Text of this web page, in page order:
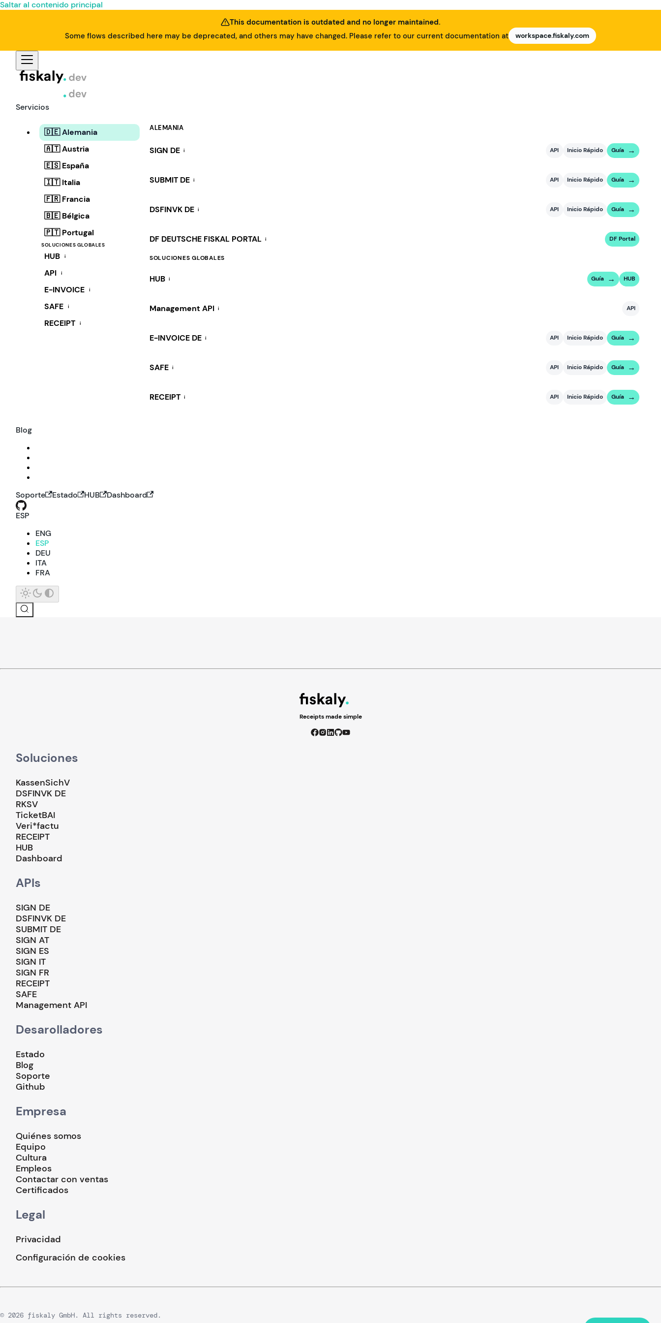
Saltar al contenido principal
This documentation is outdated and no longer maintained.
Some flows described here may be deprecated, and others may have changed. Please refer to our current documentation at
workspace.fiskaly.com
Servicios
🇩🇪 Alemania
🇦🇹 Austria
🇪🇸 España
🇮🇹 Italia
🇫🇷 Francia
🇧🇪 Bélgica
🇵🇹 Portugal
SOLUCIONES GLOBALES
HUB i
API i
E-INVOICE i
SAFE i
RECEIPT i
ALEMANIA
SIGN DE i API Inicio Rápido Guía
SUBMIT DE i API Inicio Rápido Guía
DSFINVK DE i API Inicio Rápido Guía
DF DEUTSCHE FISKAL PORTAL i DF Portal
SOLUCIONES GLOBALES
HUB i Guía HUB
Management API i API
E-INVOICE DE i API Inicio Rápido Guía
SAFE i API Inicio Rápido Guía
RECEIPT i API Inicio Rápido Guía
Blog
Soporte Estado HUB
Dashboard
ESP
ENG
ESP
DEU
ITA
FRA
Receipts made simple
Soluciones
KassenSichV
DSFINVK DE
RKSV
TicketBAI
Veri*factu
RECEIPT
HUB
Dashboard
APIs
SIGN DE
DSFINVK DE
SUBMIT DE
SIGN AT
SIGN ES
SIGN IT
SIGN FR
RECEIPT
SAFE
Management API
Desarolladores
Estado
Blog
Soporte
Github
Empresa
Quiénes somos
Equipo
Cultura
Empleos
Contactar con ventas
Certificados
Legal
Privacidad
Configuración de cookies
© 2026 fiskaly GmbH. All rights reserved.